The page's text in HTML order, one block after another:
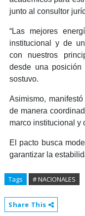
junto al consultor
“Las mejores
institucional y de
con nuestros
desde una posición
sostuvo.
Asimismo,
de manera
marco institucional y
El pacto busca
garantizar la
Tags # NACIONALES
Share This